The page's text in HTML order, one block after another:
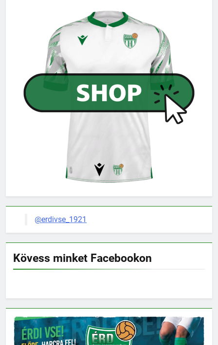
@erdivse_1921
Kövess minket Facebookon